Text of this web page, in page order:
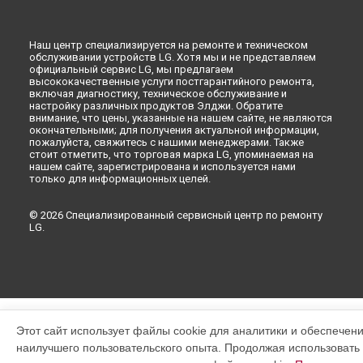
Наш центр специализируется на ремонте и техническом
обслуживании устройств LG. Хотя мы и не представляем
официальный сервис LG, мы предлагаем
высококачественные услуги постгарантийного ремонта,
включая диагностику, техническое обслуживание и
настройку различных продуктов Элджи. Обратите
внимание, что цены, указанные на нашем сайте, не являются
окончательными; для получения актуальной информации,
пожалуйста, свяжитесь с нашими менеджерами. Также
стоит отметить, что торговая марка LG, упоминаемая на
нашем сайте, зарегистрирована и используется нами
только для информационных целей.
© 2026 Специализированный сервисный центр по ремонту
LG.
Этот сайт использует файлы cookie для аналитики и
наилучшего пользовательского опыта. Продолжая использовать